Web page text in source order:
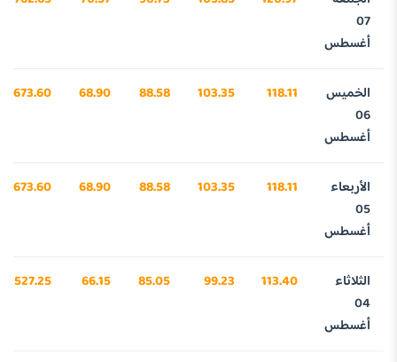
07
أغسطس
الخميس
06
أغسطس
118.11
103.35
88.58
68.90
3673.60
الأربعاء
05
أغسطس
118.11
103.35
88.58
68.90
3673.60
الثلاثاء
04
أغسطس
113.40
99.23
85.05
66.15
3527.25